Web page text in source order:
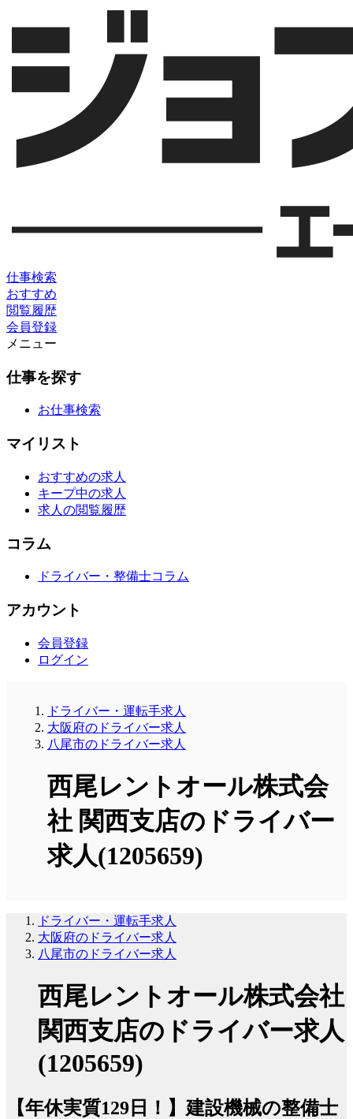
仕事検索
おすすめ
閲覧履歴
会員登録
メニュー
仕事を探す
お仕事検索
マイリスト
おすすめの求人
キープ中の求人
求人の閲覧履歴
コラム
ドライバー・整備士コラム
アカウント
会員登録
ログイン
ドライバー・運転手求人
大阪府のドライバー求人
八尾市のドライバー求人
西尾レントオール株式会
社 関西支店のドライバー
求人(1205659)
ドライバー・運転手求人
大阪府のドライバー求人
八尾市のドライバー求人
西尾レントオール株式会社
関西支店のドライバー求人
(1205659)
【年休実質129日！】建設機械の整備士